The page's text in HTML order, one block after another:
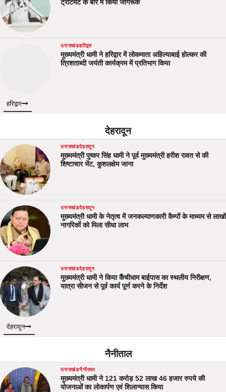
ट्रीटमेंट क बारे में किया जागरूक
उत्तराखंडहरिद्वार
मुख्यमंत्री धामी ने हरिद्वार में लोकमाता अहिल्याबाई होल्कर की
त्रिशताब्दी जयंती कार्यक्रम में प्रतिभाग किया
हरिद्वार
देहरादून
उत्तराखंडदेहरादून
मुख्यमंत्री पुष्कर सिंह धामी ने पूर्व मुख्यमंत्री हरीश रावत से की
शिष्टाचार भेंट, कुशलक्षेम जाना
उत्तराखंडदेहरादून
मुख्यमंत्री धामी के नेतृत्व में जनकल्याणकारी कैम्पों के माध्यम से लाखों
नागरिकों को मिला सीधा लाभ
उत्तराखंडदेहरादून
मुख्यमंत्री धामी ने किया कैंचीधाम बाईपास का स्थलीय निरीक्षण,
यात्रा सीजन से पूर्व कार्य पूर्ण करने के निर्देश
देहरादून
नैनीताल
उत्तराखंडनैनीताल
मुख्यमंत्री धामी ने 121 करोड़ 52 लाख 46 हजार रुपये की
योजनाओं का लोकार्पण एवं शिलान्यास किया